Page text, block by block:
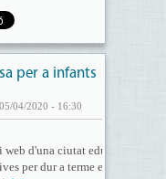
per a infants
04/2020 - 16:30
web d'una ciutat educadora,
per dur a terme en família i